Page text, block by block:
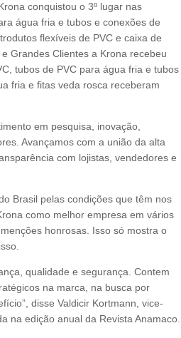
conquistou o 3º lugar nas
água fria e tubos e conexões de
flexíveis de PVC e caixa de
Grandes Clientes a Krona recebeu
tubos de PVC para água fria e tubos
fria e fitas veda rosca receberam
em pesquisa, inovação,
Avançamos com a união da alta
com lojistas, vendedores e
Brasil pelas condições que têm nos
como melhor empresa em vários
honrosas. Isso só mostra o
qualidade e segurança. Contem
na marca, na busca por
disse Valdicir Kortmann, vice-
na edição anual da Revista Anamaco.